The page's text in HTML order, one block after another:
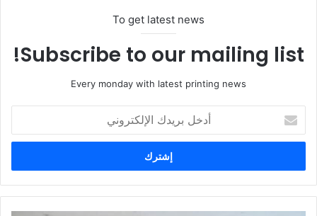
ويضيف أحد زوار الحدث:
للمجتمع المتخصص من مختلف أنحاء العالم. كما أن مستوى الابتكار
فيه مرتفع للغاية».
ويشكلفيسبا الشرق الأوسطنقطة التقاء لمزودي خدمات الطباعة،
وصناع اللافتات، ومتخصصي الاتصال البصري، ومحترفي الطباعة
على المنسوجات، والداخلين الجدد إلى القطاع. ويتيح الحدث
To get latest news
Subscribe to our mailing list!
Every monday with latest printing news
بريدك
الإلكتروني